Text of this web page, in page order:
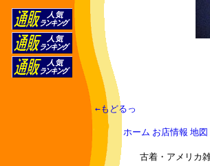
←もどるっ
ホーム お店情報 地図
古着・アメリカ